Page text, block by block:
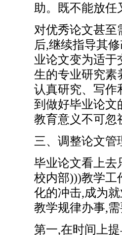
助。既不能放
对优秀论文甚至
后,继续指导其
业论文变为适于
生的专业研究素
认真研究、写作
到做好毕业论文
教育意义不可忽
三、调整论文管
毕业论文看上去
校内部)))教学工
化的冲击,成为
教学规律办事,
第一,在时间上